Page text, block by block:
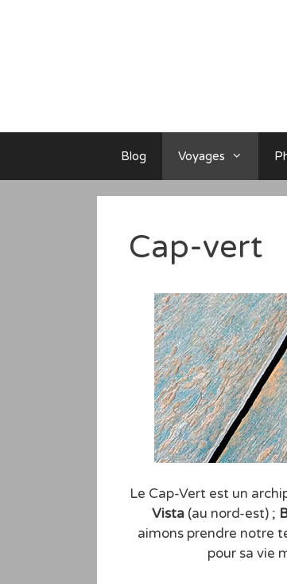
Blog Voyages
Cap-vert
Le Cap-Vert est un
Vista (au nord-est) ;
aimons prendre notre
pour sa vie